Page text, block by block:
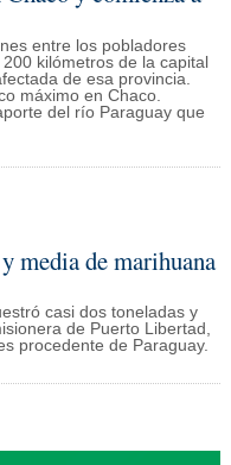
entre los pobladores
kilómetros de la capital
de esa provincia.
máximo en Chaco.
del río Paraguay que
media de marihuana
casi dos toneladas y
de Puerto Libertad,
procedente de Paraguay.